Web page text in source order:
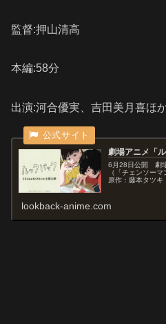
監督:押山清高
本編:58分
出演:河合優実、吉田美月喜ほ
劇場アニメ「
6月28日公開 劇
（「チェンソー
原作：藤本タツキ
lookback-anime.com